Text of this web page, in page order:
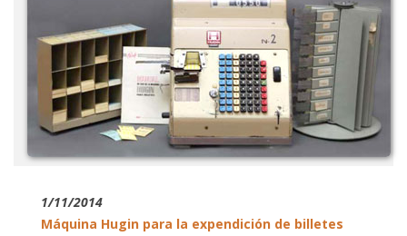
1/11/2014
Máquina Hugin para la expendición de billetes